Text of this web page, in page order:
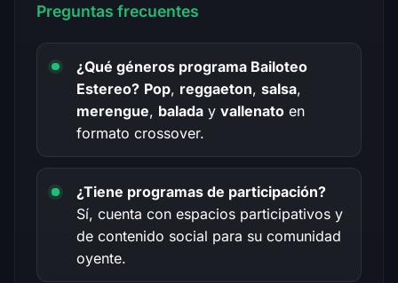
Preguntas frecuentes
¿Qué géneros programa Bailoteo
Estereo? Pop, reggaeton, salsa,
merengue, balada y vallenato en
formato crossover.
¿Tiene programas de participación?
Sí, cuenta con espacios participativos y
de contenido social para su comunidad
oyente.